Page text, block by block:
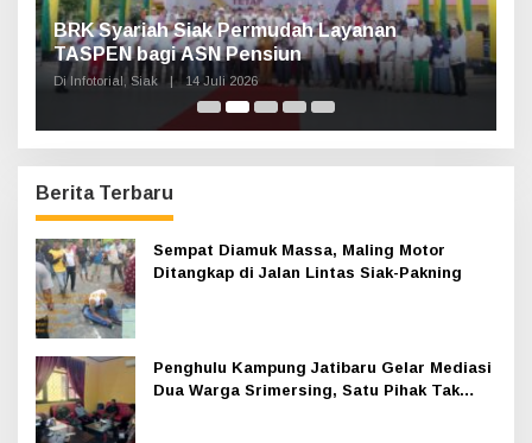
BRK Syariah Siak Permudah Layanan
TASPEN bagi ASN Pensiun
Di Infotorial, Siak 14 Juli 2026
Berita Terbaru
Sempat Diamuk Massa, Maling Motor
Ditangkap di Jalan Lintas Siak-Pakning
Penghulu Kampung Jatibaru Gelar Mediasi
Dua Warga Srimersing, Satu Pihak Tak